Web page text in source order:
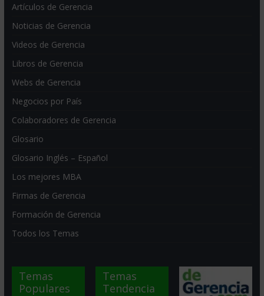
Artículos de Gerencia
Noticias de Gerencia
Videos de Gerencia
Libros de Gerencia
Webs de Gerencia
Negocios por País
Colaboradores de Gerencia
Glosario
Glosario Inglés – Español
Los mejores MBA
Firmas de Gerencia
Formación de Gerencia
Todos los Temas
Temas
Populares
Temas
Tendencia